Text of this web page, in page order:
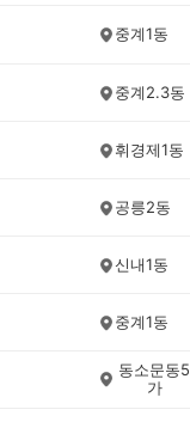
중계1동
중계2.3동
휘경제1동
공릉2동
신내1동
중계1동
동소문동5
가